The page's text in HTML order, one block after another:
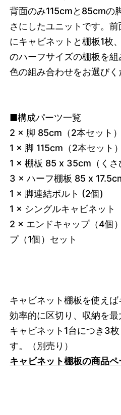
背面のみ115cmと85cmの
さにしたユニットです。
にキャビネットと棚板1枚
のハーフサイズの棚板を組
色の組み合わせをお選びく
■構成パーツ一覧
2 × 脚 85cm（2本セット）
1 × 脚 115cm（2本セット）
1 × 棚板 85 x 35cm（くさ
3 × ハーフ棚板 85 x
1 × 脚連結ボルト (2個)
1 × シングルキャビネット
2 × エンドキャップ（4個
プ（1個）セット
キャビネット棚板を使え
効率的に区切り、収納を最
キャビネット1台につき3
す。
（別売り）
キャビネット棚板の商品ペ